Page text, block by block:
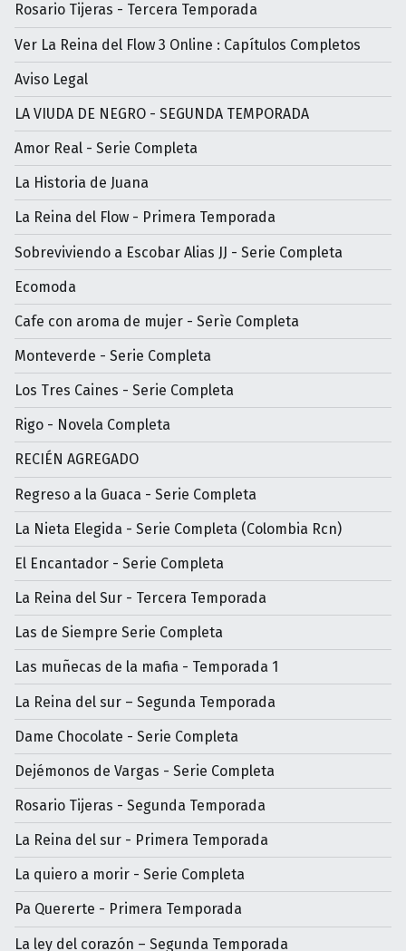
Rosario Tijeras - Tercera Temporada
Ver La Reina del Flow 3 Online : Capítulos Completos
Aviso Legal
LA VIUDA DE NEGRO - SEGUNDA TEMPORADA
Amor Real - Serie Completa
La Historia de Juana
La Reina del Flow - Primera Temporada
Sobreviviendo a Escobar Alias JJ - Serie Completa
Ecomoda
Cafe con aroma de mujer - Serìe Completa
Monteverde - Serie Completa
Los Tres Caines - Serie Completa
Rigo - Novela Completa
RECIÉN AGREGADO
Regreso a la Guaca - Serie Completa
La Nieta Elegida - Serie Completa (Colombia Rcn)
El Encantador - Serie Completa
La Reina del Sur - Tercera Temporada
Las de Siempre Serie Completa
Las muñecas de la mafia - Temporada 1
La Reina del sur – Segunda Temporada
Dame Chocolate - Serie Completa
Dejémonos de Vargas - Serie Completa
Rosario Tijeras - Segunda Temporada
La Reina del sur - Primera Temporada
La quiero a morir - Serie Completa
Pa Quererte - Primera Temporada
La ley del corazón – Segunda Temporada